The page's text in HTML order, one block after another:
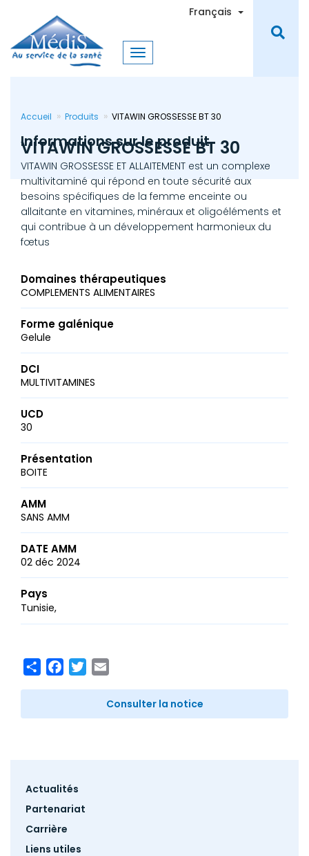
contenu
principal
Français Toggle
Accueil Produits VITAWIN GROSSESSE BT 30
VITAWIN GROSSESSE BT 30
Informations sur le produit
VITAWIN GROSSESSE ET ALLAITEMENT est un complexe
multivitaminé qui répond en toute sécurité aux
besoins spécifiques de la femme enceinte ou
allaitante en vitamines, minéraux et oligoéléments et
qui contribue à un développement harmonieux du
fœtus
Domaines thérapeutiques
COMPLEMENTS ALIMENTAIRES
Forme galénique
Gelule
DCI
MULTIVITAMINES
UCD
30
Présentation
BOITE
AMM
SANS AMM
DATE AMM
02 déc 2024
Pays
Tunisie
ShareFacebook
Twitter
Consulter la notice
Footer
Actualités
Partenariat
Carrière
Liens utiles